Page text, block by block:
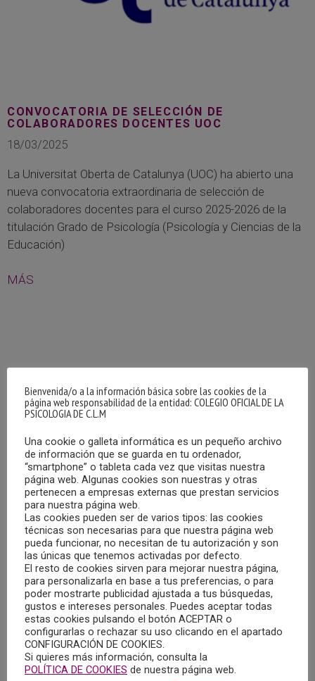
CONVOCATORIA DE SELECCIÓN DE
COLABORADORES DOCENTES UOC
18/03/2025
La Universitat Oberta de Catalunya (UOC) ha abierto una
nueva convocatoria extraordinaria de selección de
colaboradores docentes para el curso 2025-2026 de la
titulación Grado de Psicología (Psicología y Ciencias de la
Educación)
MÁS
OFERTA DE EMPLEO EN CATALUÑA
25/03/2024
Convocatoria de Profesor/a Colaborador/a en la UOC-
Universitat Oberta de Cataluña, en el Grado de Psicología,
en alguna de las siguientes asignaturas:
Bienvenida/o a la información básica sobre las cookies de la
página web responsabilidad de la entidad: COLEGIO OFICIAL DE LA
PSICOLOGIA DE C.L.M
Una cookie o galleta informática es un pequeño archivo
de información que se guarda en tu ordenador,
“smartphone” o tableta cada vez que visitas nuestra
página web. Algunas cookies son nuestras y otras
pertenecen a empresas externas que prestan servicios
para nuestra página web.
Las cookies pueden ser de varios tipos: las cookies
técnicas son necesarias para que nuestra página web
pueda funcionar, no necesitan de tu autorización y son
las únicas que tenemos activadas por defecto.
El resto de cookies sirven para mejorar nuestra página,
para personalizarla en base a tus preferencias, o para
poder mostrarte publicidad ajustada a tus búsquedas,
gustos e intereses personales. Puedes aceptar todas
estas cookies pulsando el botón ACEPTAR o
configurarlas o rechazar su uso clicando en el apartado
CONFIGURACIÓN DE COOKIES.
Si quieres más información, consulta la
POLÍTICA DE COOKIES de nuestra página web.